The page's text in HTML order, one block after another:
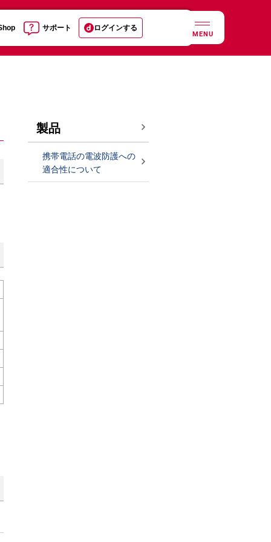
サポート ログインする
MENU
製品
携帯電話の電波防護への
適合性について